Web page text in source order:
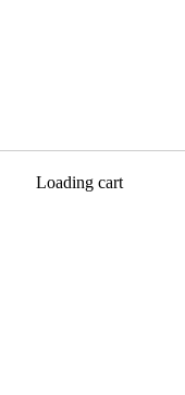
Loading cart